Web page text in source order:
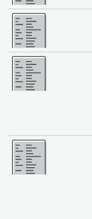
Enemmän
Enemmän
Enemmän